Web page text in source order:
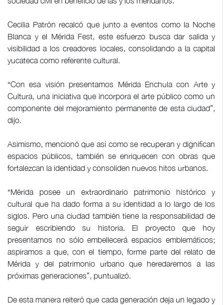
Cecilia Patrón recalcó que junto a eventos como la Noche
Blanca y el Mérida Fest, este esfuerzo busca dar salida y
visibilidad a los creadores locales, consolidando a la capital
yucateca como referente cultural.
“Con esa visión presentamos Mérida Enchula con Arte y
Cultura, una iniciativa que incorpora el arte público como un
componente del mejoramiento permanente de esta ciudad”,
dijo.
Asimismo, mencionó que así como se recuperan y dignifican
espacios públicos, también se enriquecen con obras que
fortalezcan la identidad y consoliden nuevos hitos urbanos.
“Mérida posee un extraordinario patrimonio histórico y
cultural que ha dado forma a su identidad a lo largo de los
siglos. Pero una ciudad también tiene la responsabilidad de
seguir escribiendo su historia. El proyecto que hoy
presentamos no sólo embellecerá espacios emblemáticos;
aspiramos a que, con el tiempo, forme parte del relato de
Mérida y del patrimonio urbano que heredaremos a las
próximas generaciones”, puntualizó.
De esta manera reiteró que cada generación deja un legado y